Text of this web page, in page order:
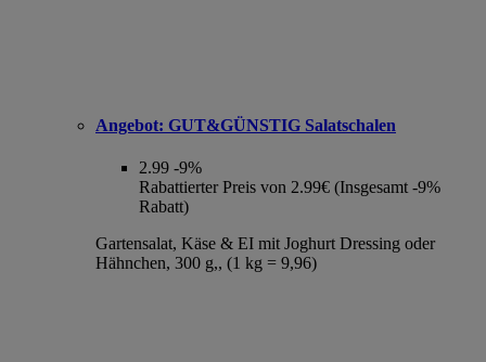
Angebot: GUT&GÜNSTIG Salatschalen
2.99 -9%
Rabattierter Preis von 2.99€ (Insgesamt -9%
Rabatt)
Gartensalat, Käse & EI mit Joghurt Dressing oder
Hähnchen, 300 g,, (1 kg = 9,96)